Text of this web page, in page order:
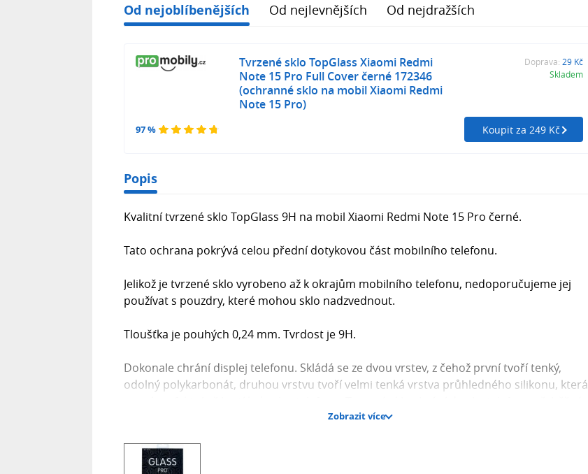
Od nejoblíbenějších Od nejlevnějších Od nejdražších
97 %
Tvrzené sklo TopGlass Xiaomi Redmi
Note 15 Pro Full Cover černé 172346
(ochranné sklo na mobil Xiaomi Redmi
Note 15 Pro)
Doprava: 29 Kč
Skladem
Koupit za 249 Kč
Popis
Kvalitní tvrzené sklo TopGlass 9H na mobil Xiaomi Redmi Note 15 Pro černé.
Tato ochrana pokrývá celou přední dotykovou část mobilního telefonu.
Jelikož je tvrzené sklo vyrobeno až k okrajům mobilního telefonu, nedoporučujeme jej
používat s pouzdry, které mohou sklo nadzvednout.
Tloušťka je pouhých 0,24 mm. Tvrdost je 9H.
Dokonale chrání displej telefonu. Skládá se ze dvou vrstev, z čehož první tvoří tenký,
odolný polykarbonát, druhou vrstvu tvoří velmi tenká vrstva průhledného silikonu, která
používání a před drobnými nárazy. Je velmi tenká, vůbec nesnižuje dotykové vlastnosti
běžné tenké ochranné folie.
Zobrazit více